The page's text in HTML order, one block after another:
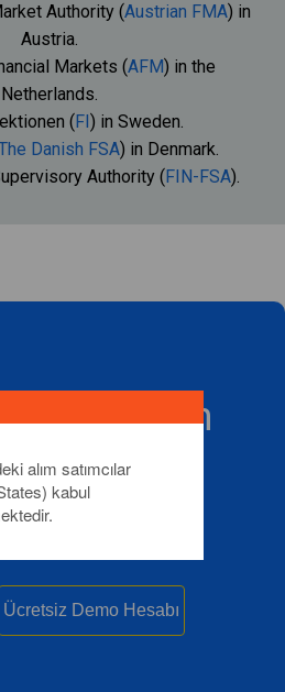
Authority (Austrian FMA) in
Austria.
Markets (AFM) in the
Netherlands.
(FI) in Sweden.
Danish FSA) in Denmark.
Authority (FIN-FSA).
ile bugün
satımı
başlayın
Ücretsiz Demo Hesabı
alım satımcılar
kabul